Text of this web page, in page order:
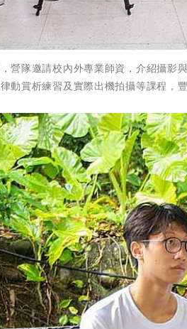
營隊邀請校內外專業師資，介紹攝影
動賞析練習及實際出機拍攝等課程，